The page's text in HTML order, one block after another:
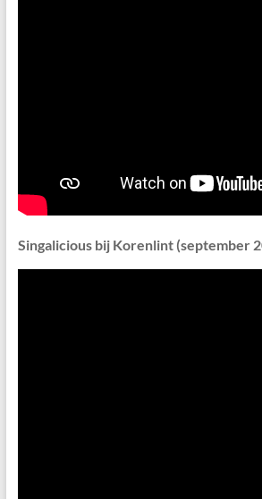
Singalicious bij Korenlint (september